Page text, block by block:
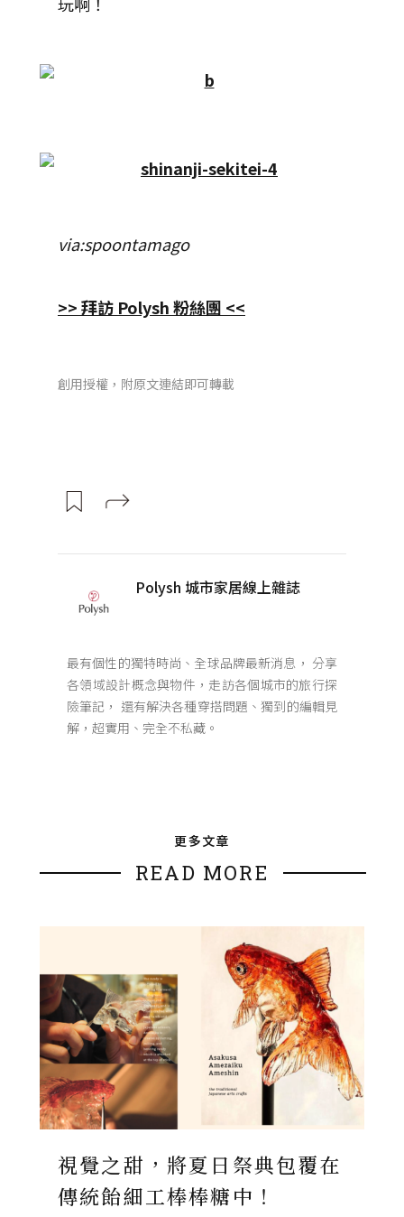
via:spoontamago
>> 拜訪 Polysh 粉絲團 <<
創用授權，附原文連結即可轉載
Polysh 城市家居線上雜誌
最有個性的獨特時尚、全球品牌最新消息， 分享
各領域設計概念與物件，走訪各個城市的旅行探
險筆記， 還有解決各種穿搭問題、獨到的編輯見
解，超實用、完全不私藏。
更多文章
READ MORE
視覺之甜，將夏日祭典包覆在
傳統飴細工棒棒糖中！